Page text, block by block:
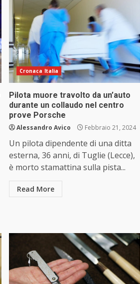
Cronaca Italia
Pilota muore travolto da un’auto
durante un collaudo nel centro
prove Porsche
Alessandro Avico Febbraio 21, 2024
Un pilota dipendente di una ditta
esterna, 36 anni, di Tuglie (Lecce),
è morto stamattina sulla pista...
Read More